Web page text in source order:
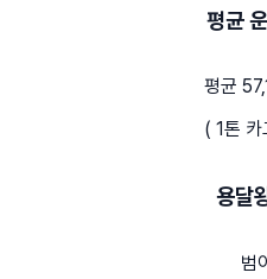
평균
평균
( 1톤 카
용달
범